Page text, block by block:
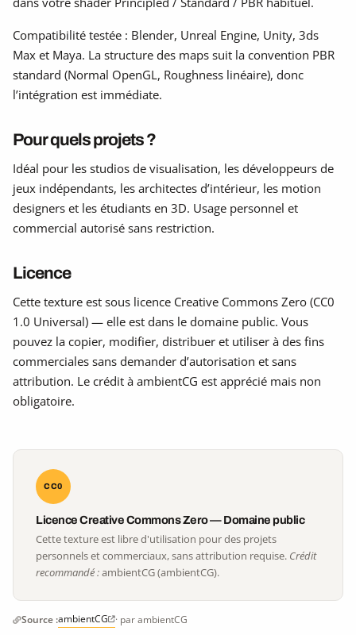
Compatibilité testée : Blender, Unreal Engine, Unity, 3ds
Max et Maya. La structure des maps suit la convention PBR
standard (Normal OpenGL, Roughness linéaire), donc
l’intégration est immédiate.
Pour quels projets ?
Idéal pour les studios de visualisation, les développeurs de
jeux indépendants, les architectes d’intérieur, les motion
designers et les étudiants en 3D. Usage personnel et
commercial autorisé sans restriction.
Licence
Cette texture est sous licence Creative Commons Zero (CC0
1.0 Universal) — elle est dans le domaine public. Vous
pouvez la copier, modifier, distribuer et utiliser à des fins
commerciales sans demander d’autorisation et sans
attribution. Le crédit à ambientCG est apprécié mais non
obligatoire.
CC0
Licence Creative Commons Zero — Domaine public
Cette texture est libre d'utilisation pour des projets
personnels et commerciaux, sans attribution requise. Crédit
recommandé :ambientCG (ambientCG).
Source :ambientCG · par ambientCG